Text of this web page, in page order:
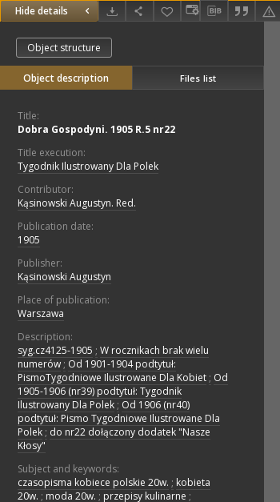
Hide details
Object structure
Object description Files list
Title:
Dobra Gospodyni. 1905 R.5 nr22
Title execution:
Tygodnik Ilustrowany Dla Polek
Contributor:
Kąsinowski Augustyn. Red.
Publication date:
1905
Publisher:
Kąsinowski Augustyn
Place of publication:
Warszawa
Description:
syg.cz4125-1905 ; W rocznikach brak wielu
numerów ; Od 1901-1904 podtytuł:
PismoTygodniowe Ilustrowane Dla Kobiet ; Od
1905-1906 (nr39) podtytuł: Tygodnik
Ilustrowany Dla Polek ; Od 1906 (nr40)
podtytuł: Pismo Tygodniowe Ilustrowane Dla
Polek ; do nr22 dołączony dodatek "Nasze
Kłosy"
Subject and keywords:
czasopisma kobiece polskie 20w. ; kobieta
20w. ; moda 20w. ; przepisy kulinarne ;